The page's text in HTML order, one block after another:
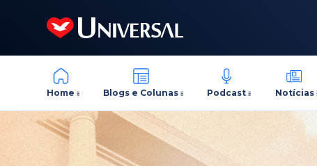
Home Blogs e Colunas Podcast Notícias